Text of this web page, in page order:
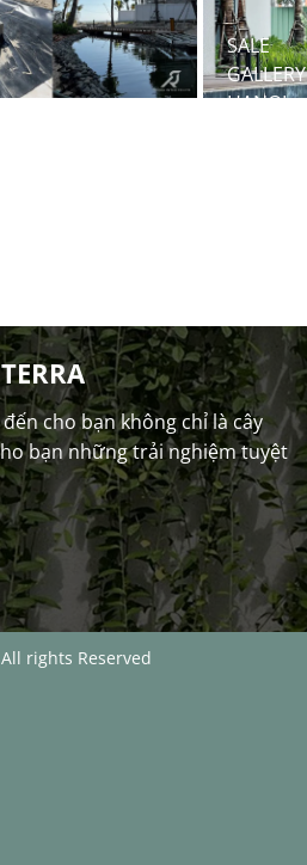
SALE
GALLERY
AN VIÊN
cho bạn không chỉ là cây
bạn những trải nghiệm tuyệt
rights Reserved